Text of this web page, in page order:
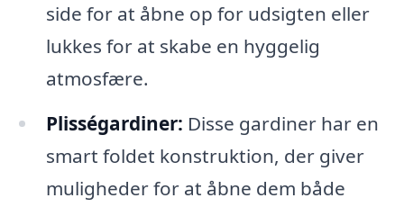
side for at åbne op for udsigten eller
lukkes for at skabe en hyggelig
atmosfære.
Plisségardiner: Disse gardiner har en
smart foldet konstruktion, der giver
muligheder for at åbne dem både